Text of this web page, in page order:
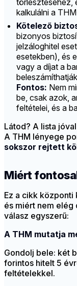
törlesztéséhez,
kalkulálni a
Kötelező
bizonyos
jelzáloghitel
esetekben), és
vagy a díjat a
Fontos: Nem
be, csak azok,
feltételei, és a
Látod? A lista
A THM lényege
sokszor rejtett
Miért
Ez a cikk
és miért nem elég
válasz egyszerű:
A THM mutatja
Gondolj bele: két
forintos hitelt 5
feltételekkel.